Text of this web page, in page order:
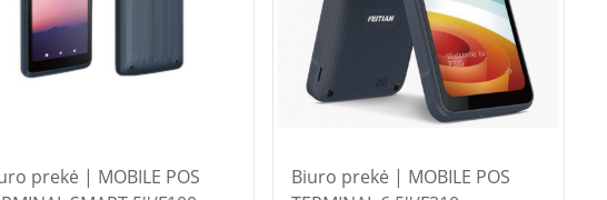
prekė | MOBILE POS
Biuro prekė | MOBILE POS